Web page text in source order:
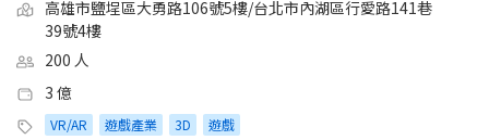
高雄市鹽埕區大勇路106號5樓/台北市內湖區行愛路141巷
39號4樓
200 人
3 億
VR/AR 遊戲產業 3D 遊戲